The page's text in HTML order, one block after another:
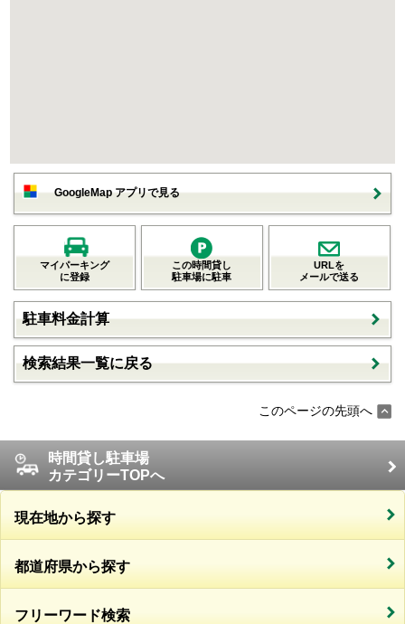
GoogleMap アプリで見る
マイパーキング
に登録
この時間貸し
駐車場に駐車
URLを
メールで送る
駐車料金計算
検索結果一覧に戻る
このページの先頭へ
時間貸し駐車場
カテゴリーTOPへ
現在地から探す
都道府県から探す
フリーワード検索